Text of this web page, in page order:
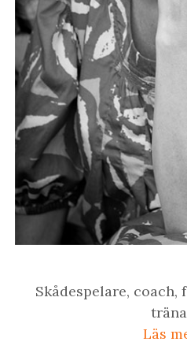
Skådespelare, coach,
Läs